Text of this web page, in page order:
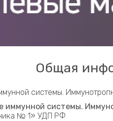
Общая
системы.
иммунной системы.
№ 1» УДП РФ